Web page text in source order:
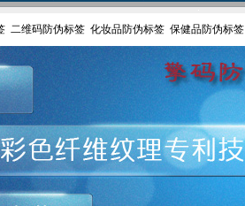
二维码防伪标签 化妆品防伪标签 保健品防伪标签